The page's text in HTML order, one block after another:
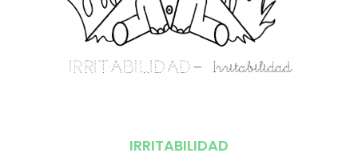
IRRITABILIDAD